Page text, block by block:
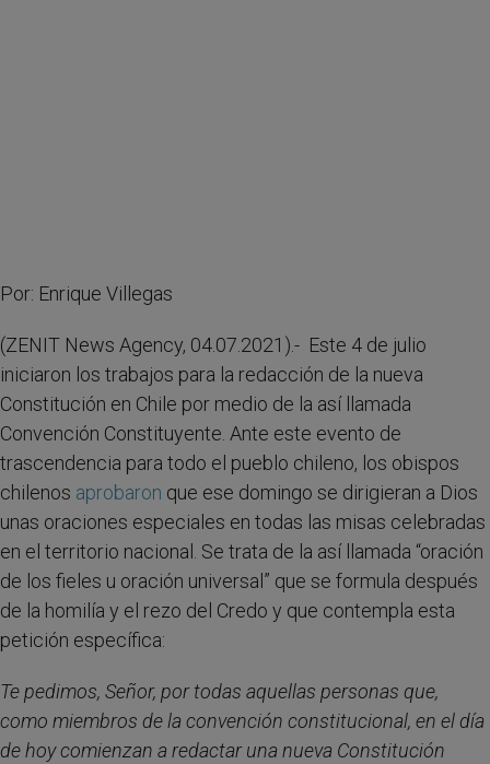
Por: Enrique Villegas
(ZENIT News Agency, 04.07.2021).- Este 4 de julio
iniciaron los trabajos para la redacción de la nueva
Constitución en Chile por medio de la así llamada
Convención Constituyente. Ante este evento de
trascendencia para todo el pueblo chileno, los obispos
chilenos aprobaron que ese domingo se dirigieran a Dios
unas oraciones especiales en todas las misas celebradas
en el territorio nacional. Se trata de la así llamada “oración
de los fieles u oración universal” que se formula después
de la homilía y el rezo del Credo y que contempla esta
petición específica:
Te pedimos, Señor, por todas aquellas personas que,
como miembros de la convención constitucional, en el día
de hoy comienzan a redactar una nueva Constitución